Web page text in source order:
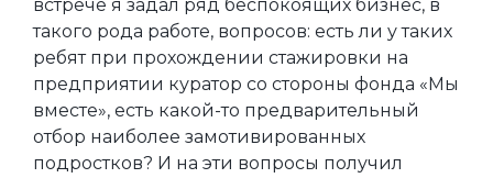
встрече я задал ряд беспокоящих бизнес, в
такого рода работе, вопросов: есть ли у таких
ребят при прохождении стажировки на
предприятии куратор со стороны фонда «Мы
вместе», есть какой-то предварительный
отбор наиболее замотивированных
подростков? И на эти вопросы получил